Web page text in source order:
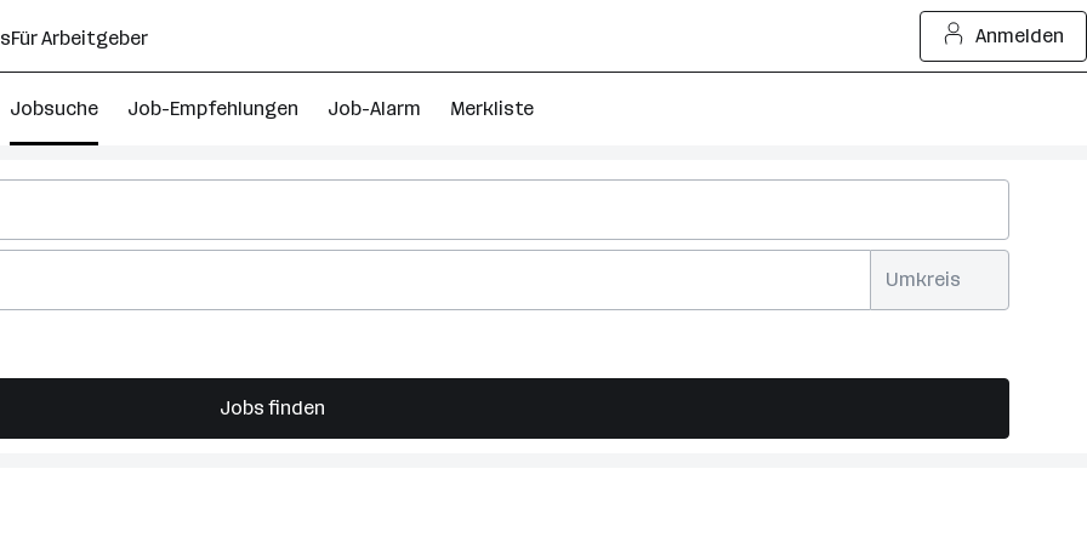
Für Arbeitgeber Anmelden
Jobsuche Job-Empfehlungen Job-Alarm Merkliste
Umkreis
Jobs finden